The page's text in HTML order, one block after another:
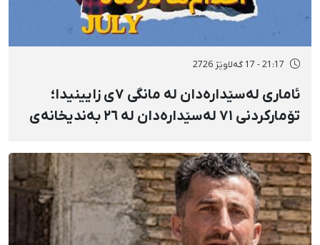
21:17 - 17 گەلاوێژ 2726
ئاماری لەسێدارەدان لە مانگی ٧ی زایینیدا؛
تۆمارکردنی ٧١ لەسێدارەدان لە ٢٦ بەندیخانەی
شوێنی نادیار و لەبەر چاوی خەڵکەوە